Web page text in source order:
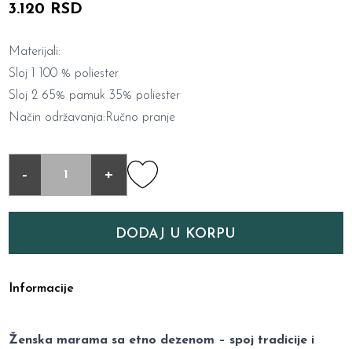
3.120 RSD
Materijali:
Sloj 1 100 % poliester
Sloj 2 65% pamuk 35% poliester
Način održavanja:Ručno pranje
- +
DODAJ U KORPU
Informacije
Ženska marama sa etno dezenom – spoj tradicije i